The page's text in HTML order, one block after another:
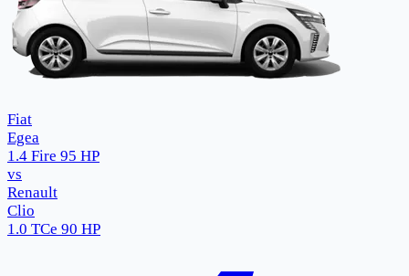
Fiat
Egea
1.4 Fire 95 HP
vs
Renault
Clio
1.0 TCe 90 HP